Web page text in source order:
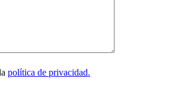
política de privacidad.